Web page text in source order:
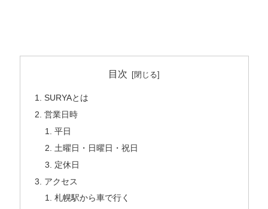
目次
SURYAとは
営業日時
平日
土曜日・日曜日・祝日
定休日
アクセス
札幌駅から車で行く